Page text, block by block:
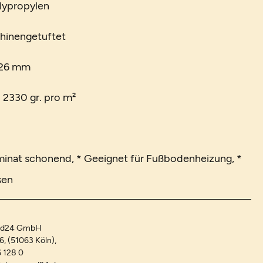
mm
gr. pro m²
schonend, * Geeignet für Fußbodenheizung, *
GmbH
(51063 Köln),
128 0